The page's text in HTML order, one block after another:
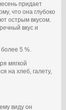
придает
что она глубоко
острым вкусом.
вкус и
5 %.
мягкой
на хлеб, галету,
виду он